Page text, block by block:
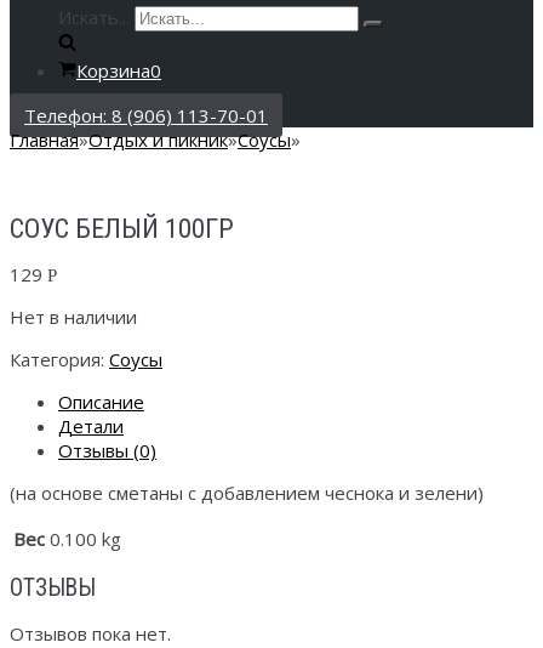
Искать...
Корзина0
Телефон: 8 (906) 113-70-01
Главная»Отдых и пикник»Соусы»
СОУС БЕЛЫЙ 100ГР
129 Р
Нет в наличии
Категория: Соусы
Описание
Детали
Отзывы (0)
(на основе сметаны с добавлением чеснока и зелени)
Вес 0.100 kg
ОТЗЫВЫ
Отзывов пока нет.